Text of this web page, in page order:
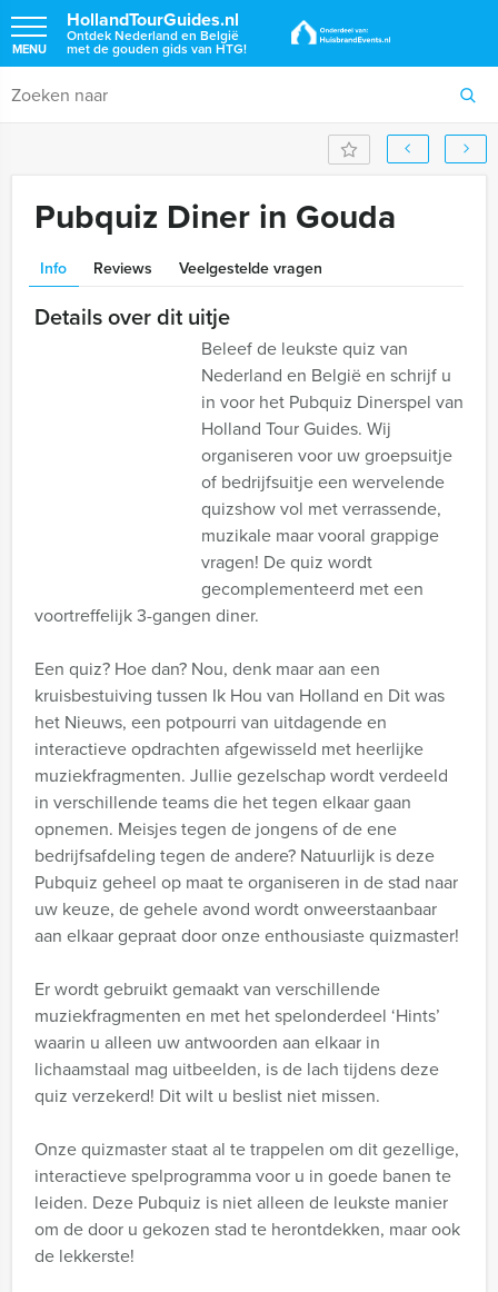
HollandTourGuides.nl
Ontdek Nederland en België
met de gouden gids van HTG!
MENU
Pubquiz Diner in Gouda
Info Reviews Veelgestelde vragen
Details over dit uitje
Beleef de leukste quiz van
Nederland en België en schrijf u
in voor het Pubquiz Dinerspel van
Holland Tour Guides. Wij
organiseren voor uw groepsuitje
of bedrijfsuitje een wervelende
quizshow vol met verrassende,
muzikale maar vooral grappige
vragen! De quiz wordt
gecomplementeerd met een
voortreffelijk 3-gangen diner.
Een quiz? Hoe dan? Nou, denk maar aan een
kruisbestuiving tussen Ik Hou van Holland en Dit was
het Nieuws, een potpourri van uitdagende en
interactieve opdrachten afgewisseld met heerlijke
muziekfragmenten. Jullie gezelschap wordt verdeeld
in verschillende teams die het tegen elkaar gaan
opnemen. Meisjes tegen de jongens of de ene
bedrijfsafdeling tegen de andere? Natuurlijk is deze
Pubquiz geheel op maat te organiseren in de stad naar
uw keuze, de gehele avond wordt onweerstaanbaar
aan elkaar gepraat door onze enthousiaste quizmaster!
Er wordt gebruikt gemaakt van verschillende
muziekfragmenten en met het spelonderdeel ‘Hints’
waarin u alleen uw antwoorden aan elkaar in
lichaamstaal mag uitbeelden, is de lach tijdens deze
quiz verzekerd! Dit wilt u beslist niet missen.
Onze quizmaster staat al te trappelen om dit gezellige,
interactieve spelprogramma voor u in goede banen te
leiden. Deze Pubquiz is niet alleen de leukste manier
om de door u gekozen stad te herontdekken, maar ook
de lekkerste!